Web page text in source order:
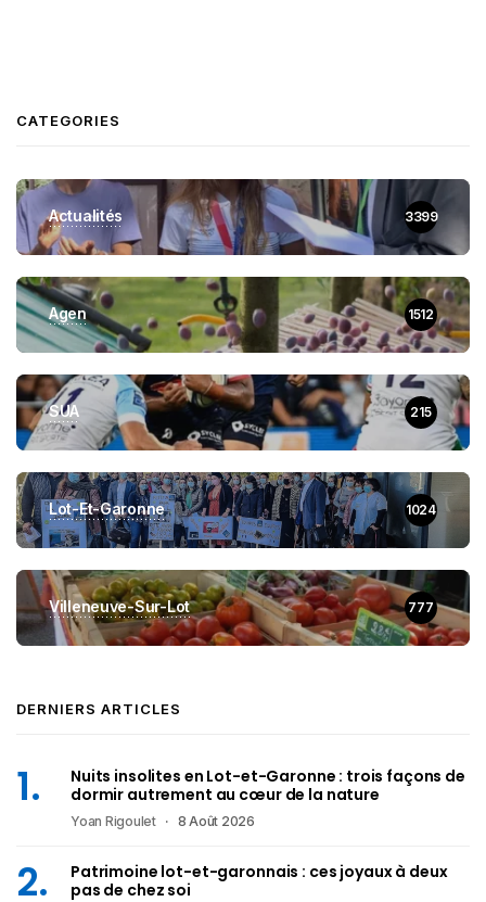
CATEGORIES
Actualités 3399
Agen 1512
SUA 215
Lot-Et-Garonne 1024
Villeneuve-Sur-Lot 777
DERNIERS ARTICLES
Nuits insolites en Lot-et-Garonne : trois façons de
dormir autrement au cœur de la nature
Yoan Rigoulet 8 Août 2026
Patrimoine lot-et-garonnais : ces joyaux à deux
pas de chez soi